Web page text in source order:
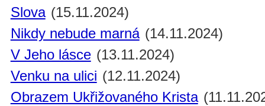
Slova (15.11.2024)
Nikdy nebude marná (14.11.2024)
V Jeho lásce (13.11.2024)
Venku na ulici (12.11.2024)
Obrazem Ukřižovaného Krista